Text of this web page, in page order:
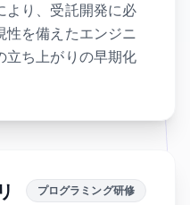
より、受託開発に必
性を備えたエンジニ
立ち上がりの早期化
プログラミング研修